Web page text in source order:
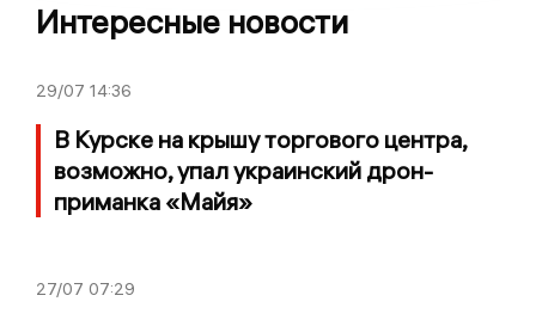
Интересные новости
29/07 14:36
В Курске на крышу торгового центра,
возможно, упал украинский дрон-
приманка «Майя»
27/07 07:29